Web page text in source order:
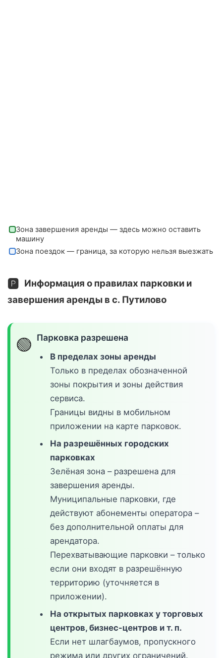
Зона завершения аренды — здесь можно оставить
машину
Зона поездок — граница, за которую нельзя выезжать
🅿️ Информация о правилах парковки и
завершения аренды в с. Путилово
🟢 Парковка разрешена
В пределах зоны аренды
Только в пределах обозначенной
зоны покрытия и зоны действия
сервиса.
Границы видны в мобильном
приложении на карте парковок.
На разрешённых городских
парковках
Зелёная зона – разрешена для
завершения аренды.
Муниципальные парковки, где
действуют абонементы оператора –
без дополнительной оплаты для
арендатора.
Перехватывающие парковки – только
если они входят в разрешённую
территорию (уточняется в
приложении).
На открытых парковках у торговых
центров, бизнес-центров и т. п.
Если нет шлагбаумов, пропускного
режима или других ограничений.